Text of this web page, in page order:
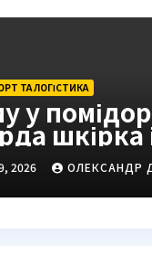
ТА ЛОГІСТИКА
у
шкірка
2026 ОЛЕКСАНДР